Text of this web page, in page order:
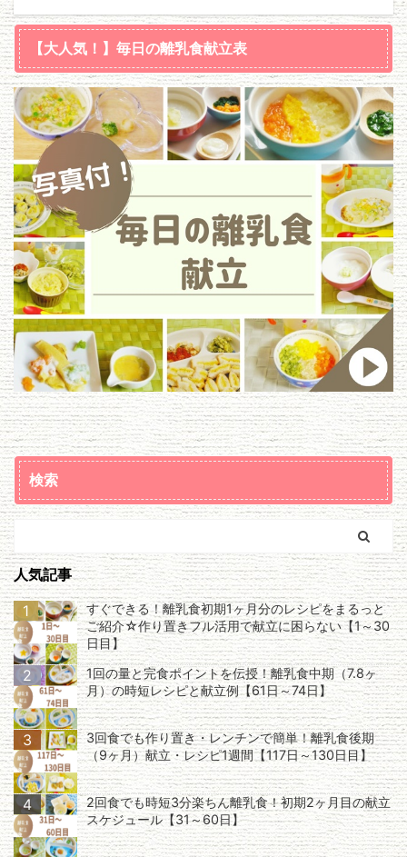
【大人気！】毎日の離乳食献立表
検索
人気記事
1
すぐできる！離乳食初期1ヶ月分のレシピをまるっと
ご紹介☆作り置きフル活用で献立に困らない【1～30
日目】
2
1回の量と完食ポイントを伝授！離乳食中期（7.8ヶ
月）の時短レシピと献立例【61日～74日】
3
3回食でも作り置き・レンチンで簡単！離乳食後期
（9ヶ月）献立・レシピ1週間【117日～130日目】
4
2回食でも時短3分楽ちん離乳食！初期2ヶ月目の献立
スケジュール【31～60日】